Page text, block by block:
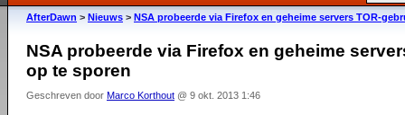
AfterDawn > Nieuws > NSA probeerde via Firefox en geheime servers TOR-
NSA probeerde via Firefox en geheime
op te sporen
Geschreven door Marco Korthout @ 9 okt. 2013 1:46